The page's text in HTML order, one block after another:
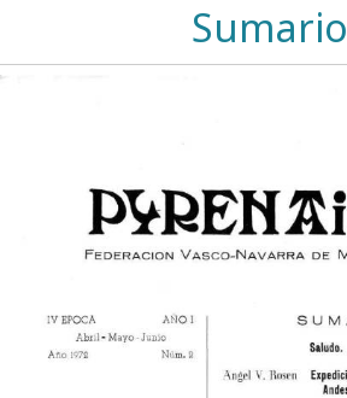
Sumario